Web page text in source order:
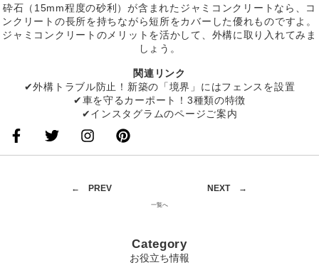
砕石（15mm程度の砂利）が含まれたジャミコンクリートなら、コ
ンクリートの長所を持ちながら短所をカバーした優れものですよ。
ジャミコンクリートのメリットを活かして、外構に取り入れてみま
しょう。
関連リンク
✔外構トラブル防止！新築の「境界」にはフェンスを設置
✔車を守るカーポート！3種類の特徴
✔インスタグラムのページご案内
← PREV
一覧へ
NEXT →
Category
お役立ち情報